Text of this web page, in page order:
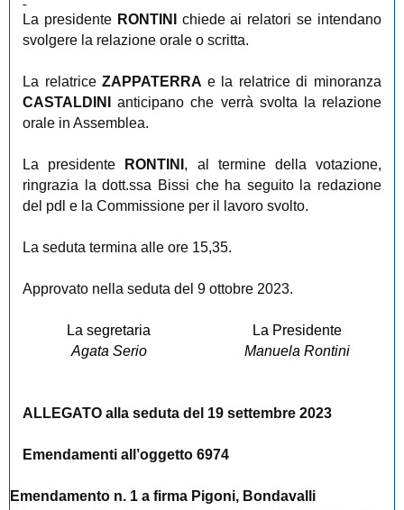
La presidente RONTINI
chiede ai relatori se intendano
svolgere la relazione orale o scritta.
La relatriceZAPPATERRA e la relatrice di minoranza
CASTALDINI
anticipano che verrà svolta la relazione
orale in Assemblea.
La presidente RONTINI , al termine della votazione,
ringrazia la dott.ssa Bissi che ha seguito la redazione
del pdl e la Commissione per il lavoro svolto.
La seduta termina alle ore 15,35.
Approvato nella seduta del 9 ottobre 2023.
La segretaria
La Presidente
Agata Serio
Manuela Rontini
ALLEGATO alla seduta del 19 settembre 2023
Emendamenti all’oggetto 6974
Emendamento n. 1 a firma Pigoni, Bondavalli